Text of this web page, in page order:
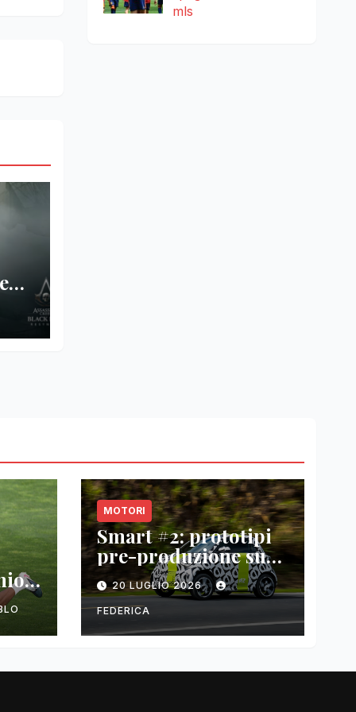
mls
MOTORI
Smart #2: prototipi
pre-produzione su
strada prima del
paris motor show
2026
20 LUGLIO 2026
FEDERICA